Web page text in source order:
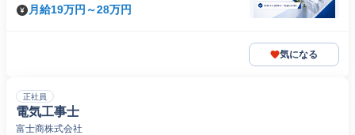
月給19万円～28万円
気になる
正社員
電気工事士
富士商株式会社